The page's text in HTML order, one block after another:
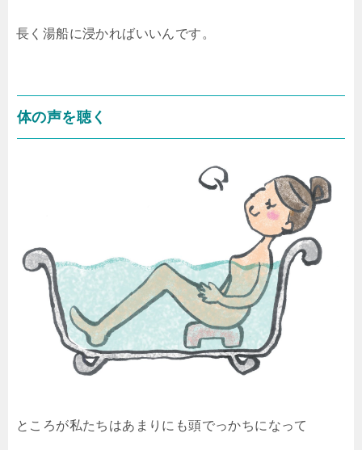
長く湯船に浸かればいいんです。
体の声を聴く
ところが私たちはあまりにも頭でっかちになって